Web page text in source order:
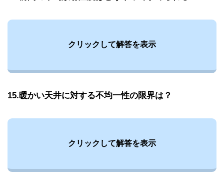
クリックして解答を表示
15.暖かい天井に対する不均一性の限界は？
クリックして解答を表示